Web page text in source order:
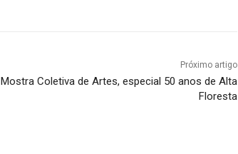
Próximo artigo
Mostra Coletiva de Artes, especial 50 anos de Alta
Floresta